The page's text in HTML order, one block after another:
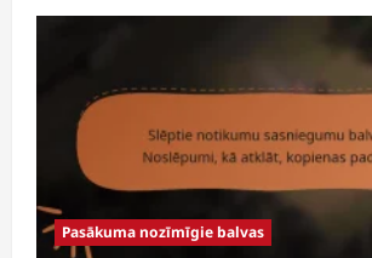
Ikdienas
pieprasīšanas
atsauksmes
Pasākuma nozīmīgie balvas